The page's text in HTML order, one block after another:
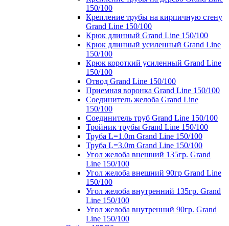
150/100
Крепление трубы на кирпичную стену
Grand Line 150/100
Крюк длинный Grand Line 150/100
Крюк длинный усиленный Grand Line
150/100
Крюк короткий усиленный Grand Line
150/100
Отвод Grand Line 150/100
Приемная воронка Grand Line 150/100
Соединитель желоба Grand Line
150/100
Соединитель труб Grand Line 150/100
Тройник трубы Grand Line 150/100
Труба L=1.0m Grand Line 150/100
Труба L=3.0m Grand Line 150/100
Угол желоба внешний 135гр. Grand
Line 150/100
Угол желоба внешний 90гр Grand Line
150/100
Угол желоба внутренний 135гр. Grand
Line 150/100
Угол желоба внутренний 90гр. Grand
Line 150/100